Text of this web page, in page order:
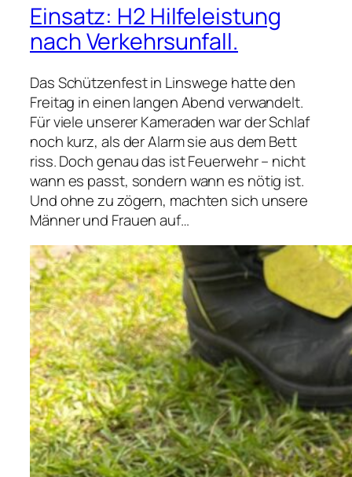
Einsatz: H2 Hilfeleistung
nach Verkehrsunfall.
Das Schützenfest in Linswege hatte den
Freitag in einen langen Abend verwandelt.
Für viele unserer Kameraden war der Schlaf
noch kurz, als der Alarm sie aus dem Bett
riss. Doch genau das ist Feuerwehr – nicht
wann es passt, sondern wann es nötig ist.
Und ohne zu zögern, machten sich unsere
Männer und Frauen auf…